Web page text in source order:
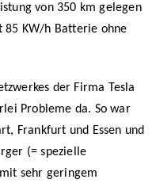
von 350 km gelegen
85 KW/h Batterie ohne
der Firma Tesla
Probleme da. So war
Frankfurt und Essen und
(= spezielle
sehr geringem